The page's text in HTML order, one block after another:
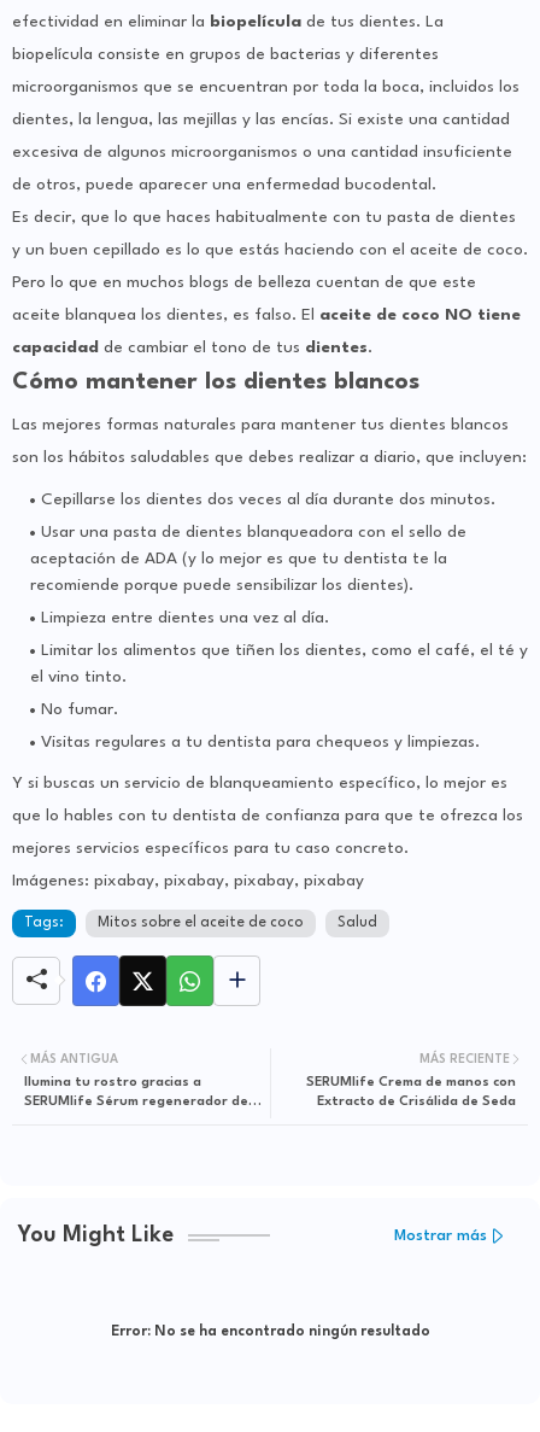
efectividad en eliminar la biopelícula de tus dientes. La
biopelícula consiste en grupos de bacterias y diferentes
microorganismos que se encuentran por toda la boca, incluidos los
dientes, la lengua, las mejillas y las encías. Si existe una cantidad
excesiva de algunos microorganismos o una cantidad insuficiente
de otros, puede aparecer una enfermedad bucodental.
Es decir, que lo que haces habitualmente con tu pasta de dientes
y un buen cepillado es lo que estás haciendo con el aceite de coco.
Pero lo que en muchos blogs de belleza cuentan de que este
aceite blanquea los dientes, es falso. El aceite de coco NO tiene
capacidad de cambiar el tono de tus dientes.
Cómo mantener los dientes blancos
Las mejores formas naturales para mantener tus dientes blancos
son los hábitos saludables que debes realizar a diario, que incluyen:
Cepillarse los dientes dos veces al día durante dos minutos.
Usar una pasta de dientes blanqueadora con el sello de
aceptación de ADA (y lo mejor es que tu dentista te la
recomiende porque puede sensibilizar los dientes).
Limpieza entre dientes una vez al día.
Limitar los alimentos que tiñen los dientes, como el café, el té y
el vino tinto.
No fumar.
Visitas regulares a tu dentista para chequeos y limpiezas.
Y si buscas un servicio de blanqueamiento específico, lo mejor es
que lo hables con tu dentista de confianza para que te ofrezca los
mejores servicios específicos para tu caso concreto.
Imágenes: pixabay, pixabay, pixabay, pixabay
Tags: Mitos sobre el aceite de coco Salud
MÁS RECIENTE
SERUMlife Crema de manos con
Extracto de Crisálida de Seda
MÁS ANTIGUA
Ilumina tu rostro gracias a
SERUMlife Sérum regenerador de
You Might Like Mostrar más
Error:No se ha encontrado ningún resultado